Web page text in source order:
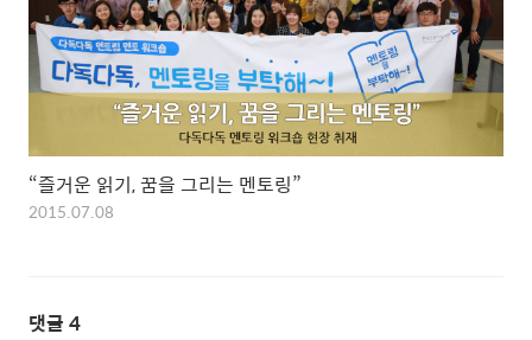
“즐거운 읽기, 꿈을 그리는 멘토링”
2015.07.08
댓글 4